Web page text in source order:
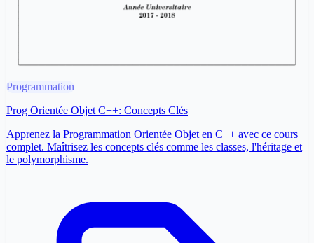
Programmation
Prog Orientée Objet C++: Concepts Clés
Apprenez la Programmation Orientée Objet en C++ avec ce cours
complet. Maîtrisez les concepts clés comme les classes, l'héritage et
le polymorphisme.